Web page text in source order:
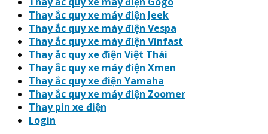
Thay ắc quy xe máy điện Jeek
Thay ắc quy xe máy điện Vespa
Thay ắc quy xe máy điện Vinfast
Thay ắc quy xe điện Việt Thái
Thay ắc quy xe máy điện Xmen
Thay ắc quy xe điện Yamaha
Thay ắc quy xe máy điện Zoomer
Thay pin xe điện
Login